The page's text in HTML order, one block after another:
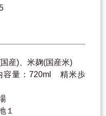
産)、米麹(国産米)
容量：720ml 精米歩
１